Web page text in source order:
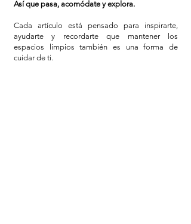
Así que pasa, acomódate y explora.
Cada artículo está pensado para inspirarte,
ayudarte y recordarte que mantener los
espacios limpios también es una forma de
cuidar de ti.